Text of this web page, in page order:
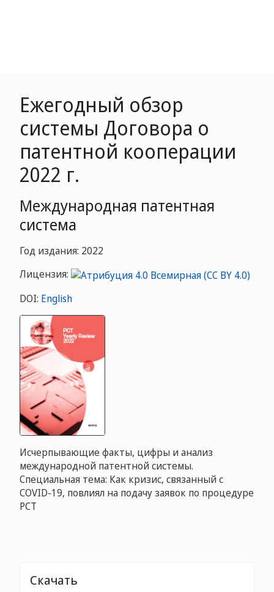
Ежегодный обзор
системы Договора о
патентной кооперации
2022 г.
Mеждународная патентная
система
Год издания: 2022
Лицензия:
DOI: English
Исчерпывающие факты, цифры и анализ
международной патентной системы.
Специальная тема: Как кризис, связанный с
COVID-19, повлиял на подачу заявок по процедуре
РСТ
Скачать